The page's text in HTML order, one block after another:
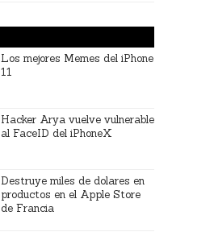
Los mejores Memes del iPhone
11
Hacker Arya vuelve vulnerable
al FaceID del iPhoneX
Destruye miles de dolares en
productos en el Apple Store
de Francia